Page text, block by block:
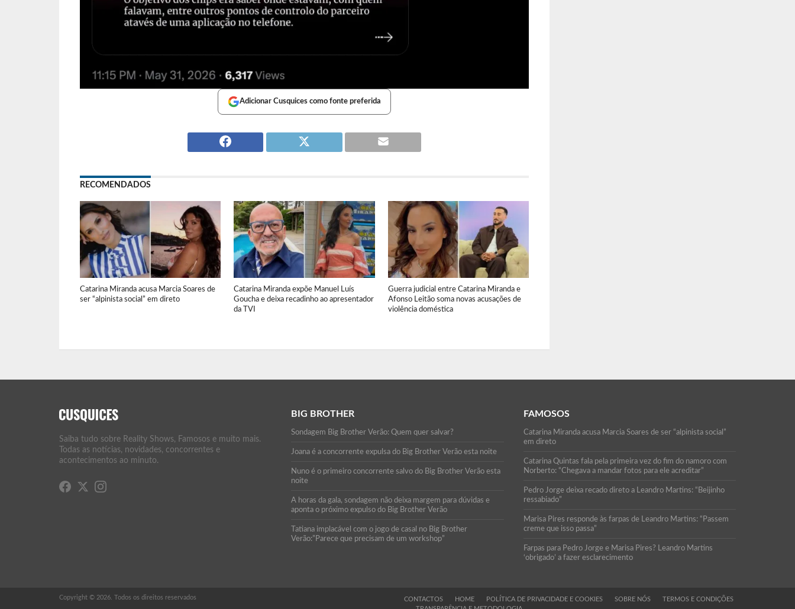
Adicionar Cusquices como fonte preferida
RECOMENDADOS
Catarina Miranda acusa Marcia Soares de
ser “alpinista social” em direto
Catarina Miranda expõe Manuel Luís
Goucha e deixa recadinho ao apresentador
da TVI
Guerra judicial entre Catarina Miranda e
Afonso Leitão soma novas acusações de
violência doméstica
Saiba tudo sobre Reality Shows, Famosos e muito mais.
Todas as notícias, novidades, concorrentes e
acontecimentos ao minuto.
BIG BROTHER
Sondagem Big Brother Verão: Quem quer salvar?
Joana é a concorrente expulsa do Big Brother Verão esta noite
Nuno é o primeiro concorrente salvo do Big Brother Verão esta
noite
A horas da gala, sondagem não deixa margem para dúvidas e
aponta o próximo expulso do Big Brother Verão
Tatiana implacável com o jogo de casal no Big Brother
Verão:”Parece que precisam de um workshop”
FAMOSOS
Catarina Miranda acusa Marcia Soares de ser “alpinista social”
em direto
Catarina Quintas fala pela primeira vez do fim do namoro com
Norberto: “Chegava a mandar fotos para ele acreditar”
Pedro Jorge deixa recado direto a Leandro Martins: “Beijinho
ressabiado”
Marisa Pires responde às farpas de Leandro Martins: “Passem
creme que isso passa”
Farpas para Pedro Jorge e Marisa Pires? Leandro Martins
‘obrigado’ a fazer esclarecimento
CONTACTOS HOME POLÍTICA DE PRIVACIDADE E COOKIES SOBRE NÓS
TERMOS E CONDIÇÕES
Copyright © 2026. Todos os direitos reservados